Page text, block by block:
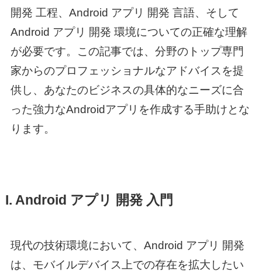
開発 工程、 Android アプリ 開発 言語、そして
Android アプリ 開発 環境についての正確な理解
が必要です。この記事では、分野のトップ専門
家からのプロフェッショナルなアドバイスを提
供し、あなたのビジネスの具体的なニーズに合
った強力なAndroidアプリを作成する手助けとな
ります。
I. Android アプリ 開発 入門
現代の技術環境において、 Android アプリ 開発
は、モバイルデバイス上での存在を拡大したい